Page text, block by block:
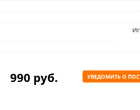
990 руб. УВЕДОМИТЬ О